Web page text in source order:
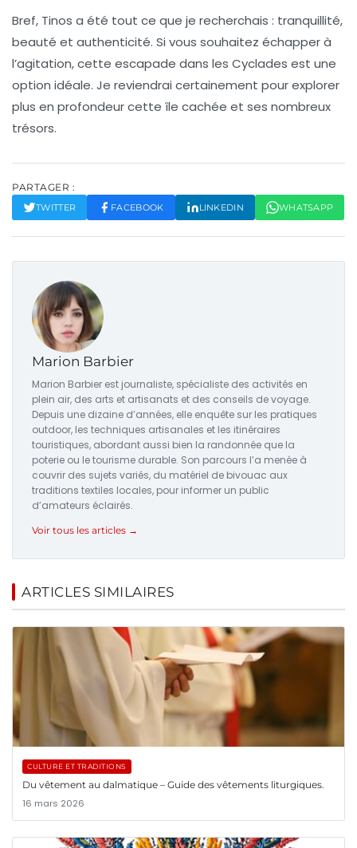
Bref, Tinos a été tout ce que je recherchais : tranquillité,
beauté et authenticité. Si vous souhaitez échapper à
l’agitation, cette escapade dans les Cyclades est une
option idéale. Je reviendrai certainement pour explorer
plus en profondeur cette île cachée et ses nombreux
trésors.
PARTAGER :
TWITTER FACEBOOK LINKEDIN WHATSAPP
Marion Barbier
Marion Barbier est journaliste, spécialiste des activités en
plein air, des arts et artisanats et des conseils de voyage.
Depuis une dizaine d’années, elle enquête sur les pratiques
outdoor, les techniques artisanales et les itinéraires
touristiques, abordant aussi bien la randonnée que la
poterie ou le tourisme durable. Son parcours l’a menée à
couvrir des sujets variés, du matériel de bivouac aux
traditions textiles locales, pour informer un public
d’amateurs éclairés.
Voir tous les articles →
ARTICLES SIMILAIRES
CULTURE ET TRADITIONS
Du vêtement au dalmatique – Guide des vêtements liturgiques.
16 mars 2026